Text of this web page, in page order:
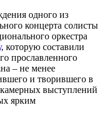
одного из
концерта солисты
оркестра
, которую составили
прославленного
– не менее
и творившего в
выступлений
ярким